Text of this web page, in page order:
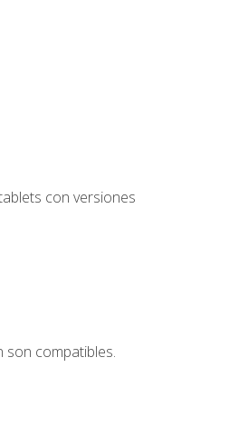
con versiones
son compatibles.